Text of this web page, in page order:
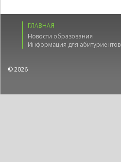
ГЛАВНАЯ
Новости образования
Информация для абитуриентов
© 2026